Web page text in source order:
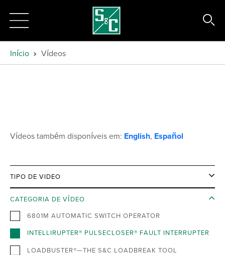
Início Vídeos
Vídeos também disponíveis em: English, Español
TIPO DE VIDEO
CATEGORIA DE VÍDEO
6801M AUTOMATIC SWITCH OPERATOR
INTELLIRUPTER® PULSECLOSER® FAULT INTERRUPTER
LOADBUSTER®—THE S&C LOADBREAK TOOL